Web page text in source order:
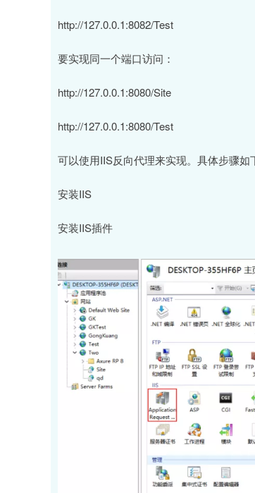
http://127.0.0.1:8082/Test
要实现同一个端口访问：
http://127.0.0.1:8080/Site
http://127.0.0.1:8080/Test
可以使用IIS反向代理来实现。具体步骤如
安装IIS
安装IIS插件